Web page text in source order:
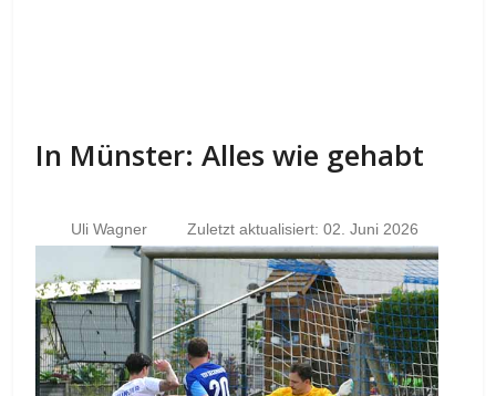
In Münster: Alles wie gehabt
Uli Wagner Zuletzt aktualisiert: 02. Juni 2026